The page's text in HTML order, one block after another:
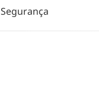
Segurança